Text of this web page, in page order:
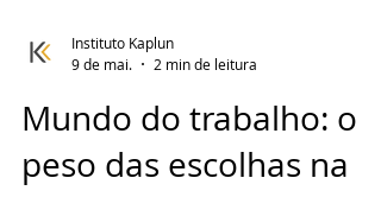
Instituto Kaplun